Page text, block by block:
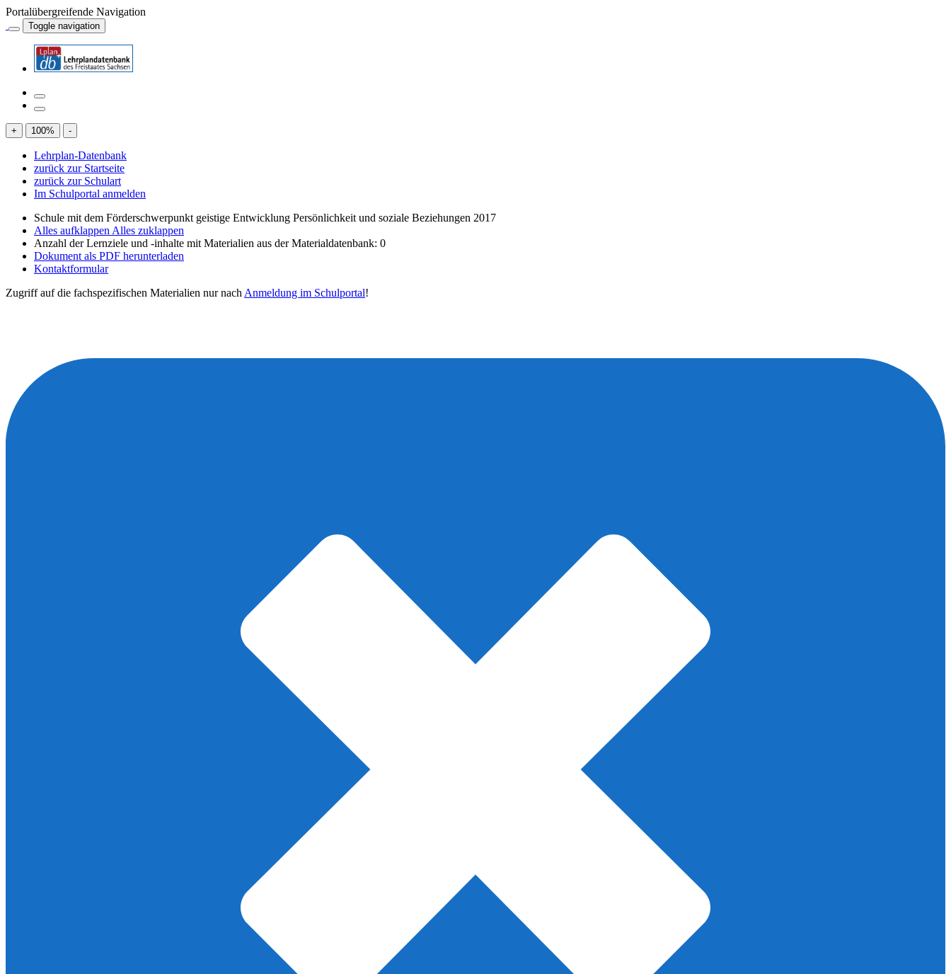
Portalübergreifende Navigation
Toggle navigation
+ 100% -
Lehrplan-Datenbank
zurück zur Startseite
zurück zur Schulart
Im Schulportal anmelden
Schule mit dem Förderschwerpunkt geistige Entwicklung Persönlichkeit und soziale Beziehungen 2017
Alles aufklappen Alles zuklappen
Anzahl der Lernziele und -inhalte mit Materialien aus der Materialdatenbank: 0
Dokument als PDF herunterladen
Kontaktformular
Zugriff auf die fachspezifischen Materialien nur nach Anmeldung im Schulportal!